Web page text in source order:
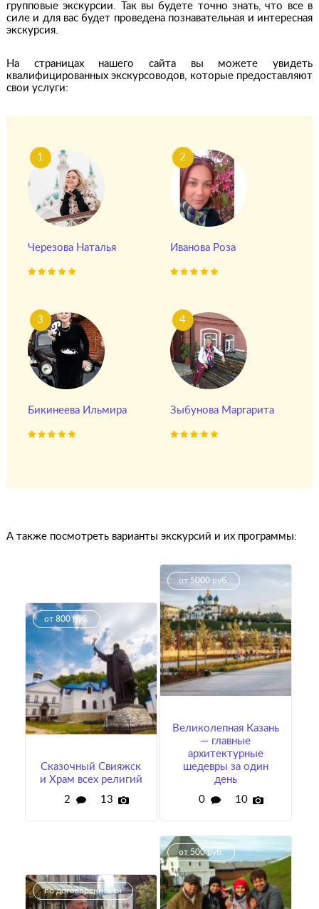
групповые экскурсии. Так вы будете точно знать, что все в
силе и для вас будет проведена познавательная и интересная
экскурсия.
На страницах нашего сайта вы можете увидеть
квалифицированных экскурсоводов, которые предоставляют
свои услуги:
1
Черезова Наталья
2
Иванова Роза
3
Бикинеева Ильмира
4
Зыбунова Маргарита
А также посмотреть варианты экскурсий и их программы:
Сказочный Свияжск
и Храм всех религий
2
13
от 800 руб.
Великолепная Казань
— главные
архитектурные
шедевры за один
день
0
10
от 5000 руб.
по договорённости
от 500 руб.